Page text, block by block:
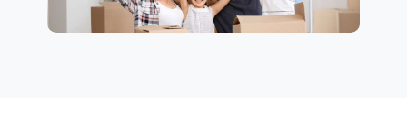
Firmenumzug